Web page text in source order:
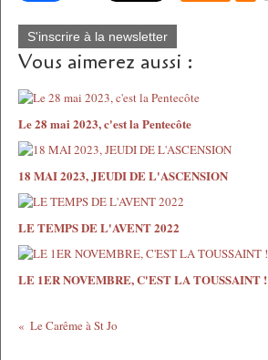
S'inscrire à la newsletter
Vous aimerez aussi :
Le 28 mai 2023, c'est la Pentecôte
18 MAI 2023, JEUDI DE L'ASCENSION
LE TEMPS DE L'AVENT 2022
LE 1ER NOVEMBRE, C'EST LA TOUSSAINT !
Le Carême à St Jo